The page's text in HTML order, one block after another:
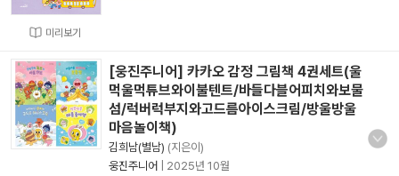
미리보기
[웅진주니어] 카카오 감정 그림책 4권세트(울
먹울먹튜브와이불텐트/바들다블어피치와보물
섬/럭버럭부지와고드름아이스크림/방울방울
마음놀이책)
김희남(별남) (지은이)
웅진주니어
2025년 10월